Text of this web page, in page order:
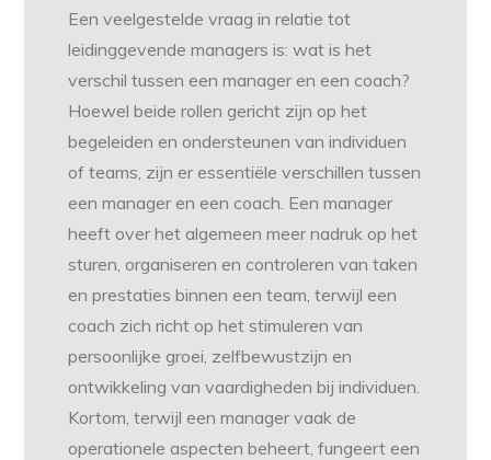
Een veelgestelde vraag in relatie tot
leidinggevende managers is: wat is het
verschil tussen een manager en een coach?
Hoewel beide rollen gericht zijn op het
begeleiden en ondersteunen van individuen
of teams, zijn er essentiële verschillen tussen
een manager en een coach. Een manager
heeft over het algemeen meer nadruk op het
sturen, organiseren en controleren van taken
en prestaties binnen een team, terwijl een
coach zich richt op het stimuleren van
persoonlijke groei, zelfbewustzijn en
ontwikkeling van vaardigheden bij individuen.
Kortom, terwijl een manager vaak de
operationele aspecten beheert, fungeert een